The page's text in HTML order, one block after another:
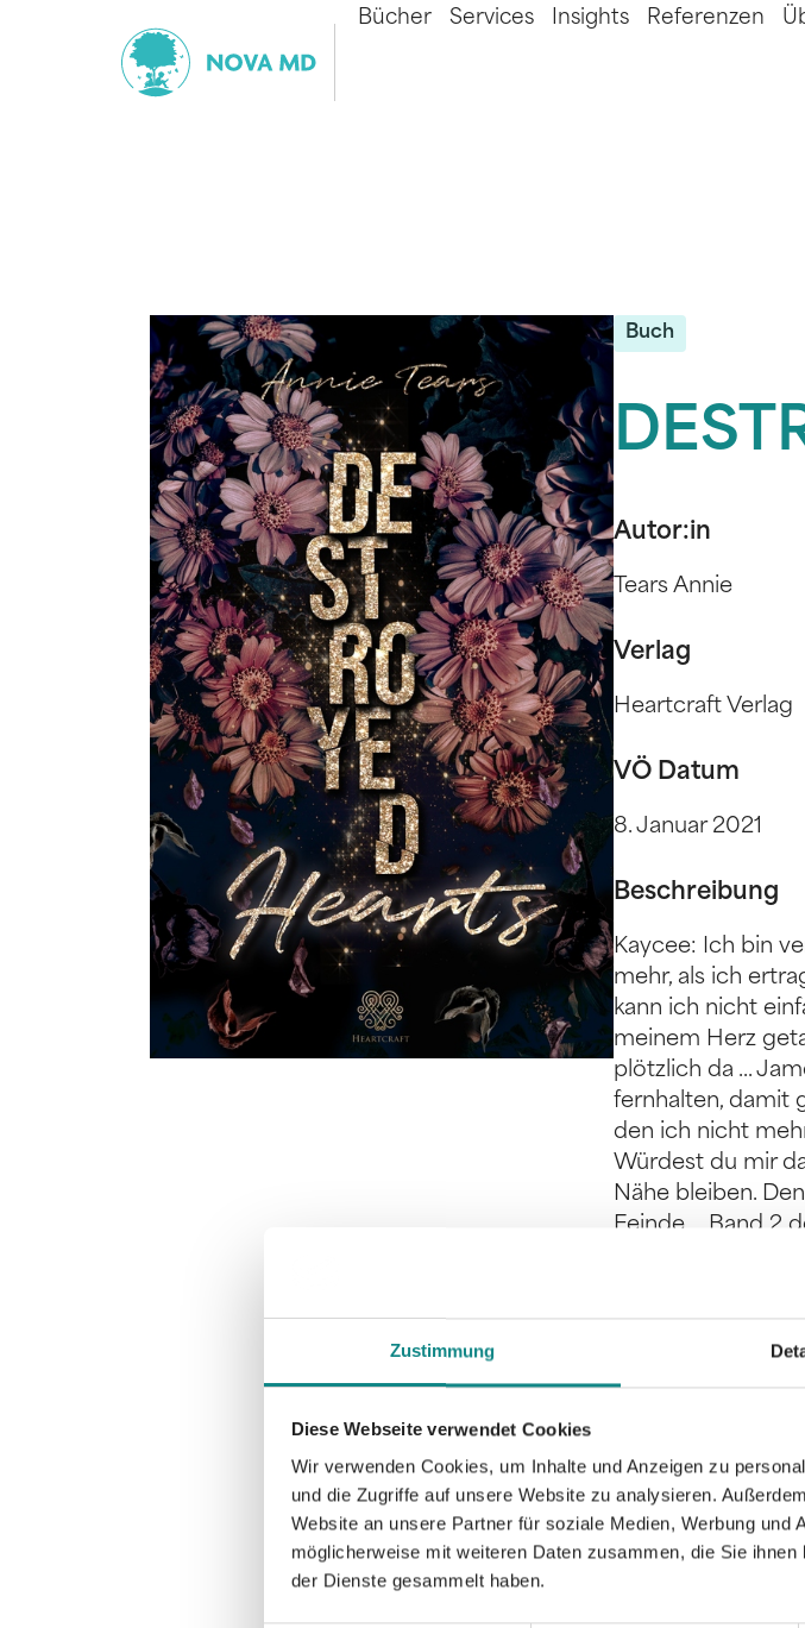
Zustimmung
Diese Webseite verwendet Cookies
Wir verwenden Cookies, um Inhalte und Anzeigen zu
und die Zugriffe auf unsere Website zu analysieren.
Website an unsere Partner für soziale Medien, Werbung
möglicherweise mit weiteren Daten zusammen, die Sie
der Dienste gesammelt haben.
Bücher Services Insights Referenzen
Buch
Autor:in
Tears Annie
Verlag
Heartcraft Verlag
VÖ Datum
8. Januar 2021
Beschreibung
Kaycee: Ich bin
mehr, als ich
kann ich nicht
meinem Herz
plötzlich da ...
fernhalten, damit
den ich nicht
Würdest du mir
Nähe bleiben.
Feinde ... Band 2